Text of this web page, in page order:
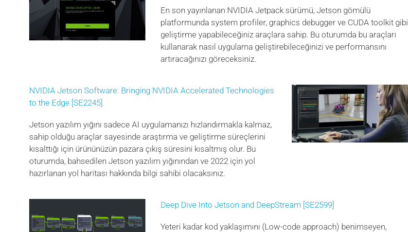
En son yayınlanan NVIDIA Jetpack sürümü, Jetson gömülü
platformunda system profiler, graphics debugger ve CUDA toolkit gibi
geliştirme yapabileceğiniz araçlara sahip. Bu oturumda bu araçları
kullanarak nasıl uygulama geliştirebileceğinizi ve performansını
artıracağınızı göreceksiniz.
NVIDIA Jetson Software: Bringing NVIDIA Accelerated Technologies
to the Edge [SE2245]
Jetson yazılım yığını sadece AI uygulamanızı hızlandırmakla kalmaz,
sahip olduğu araçlar sayesinde araştırma ve geliştirme süreçlerini
kısalttığı için ürününüzün pazara çıkış süresini kısaltmış olur. Bu
oturumda, bahsedilen Jetson yazılım yığınından ve 2022 için yol
hazırlanan yol haritası hakkında bilgi sahibi olacaksınız.
Deep Dive Into Jetson and DeepStream [SE2599]
Yeteri kadar kod yaklaşımını (Low-code approach) benimseyen,